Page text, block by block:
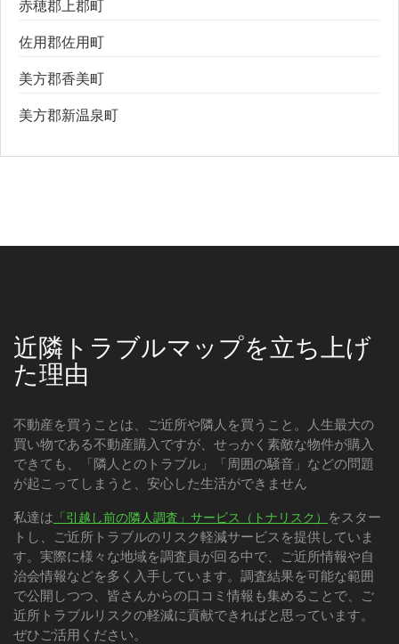
赤穂郡上郡町
佐用郡佐用町
美方郡香美町
美方郡新温泉町
近隣トラブルマップを立ち上げ
た理由
不動産を買うことは、ご近所や隣人を買うこと。人生最大の
買い物である不動産購入ですが、せっかく素敵な物件が購入
できても、「隣人とのトラブル」「周囲の騒音」などの問題
が起こってしまうと、安心した生活ができません
私達は 「引越し前の隣人調査」サービス（トナリスク） をスター
トし、ご近所トラブルのリスク軽減サービスを提供していま
す。実際に様々な地域を調査員が回る中で、ご近所情報や自
治会情報などを多く入手しています。調査結果を可能な範囲
で公開しつつ、皆さんからの口コミ情報も集めることで、ご
近所トラブルリスクの軽減に貢献できればと思っています。
ぜひご活用ください。